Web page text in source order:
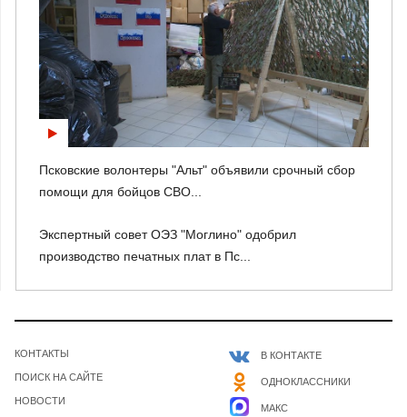
Псковские волонтеры "Альт" объявили срочный сбор
помощи для бойцов СВО...
Экспертный совет ОЭЗ "Моглино" одобрил
производство печатных плат в Пс...
КОНТАКТЫ
ПОИСК НА САЙТЕ
НОВОСТИ
В КОНТАКТЕ
ОДНОКЛАССНИКИ
МАКС